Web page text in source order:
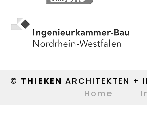
© THIEKEN ARCHITEKTEN +
Home